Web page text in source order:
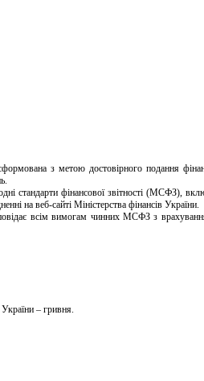
з метою достовірного подання
стандарти фінансової звітності
на веб-сайті Міністерства фінансів України.
всім вимогам чинних МСФЗ з
– гривня.